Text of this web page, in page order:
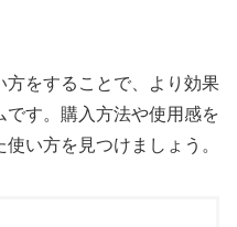
方をすることで、より効果
す。購入方法や使用感を
い方を見つけましょう。